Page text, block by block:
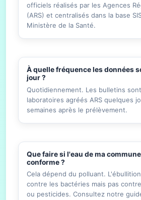
officiels réalisés par les Agences
(ARS) et centralisés dans la base
Ministère de la Santé.
À quelle fréquence les données
jour ?
Quotidiennement. Les bulletins
laboratoires agréés ARS quelques
semaines après le prélèvement.
Que faire si l'eau de ma
conforme ?
Cela dépend du polluant.
contre les bactéries mais pas
ou pesticides. Consultez notre